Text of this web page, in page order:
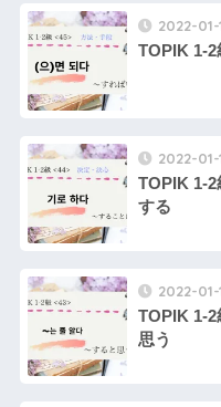
2022-01-
TOPIK 1-2
2022-01-
TOPIK 1-2
する
2022-01-
TOPIK 1-2級
思う